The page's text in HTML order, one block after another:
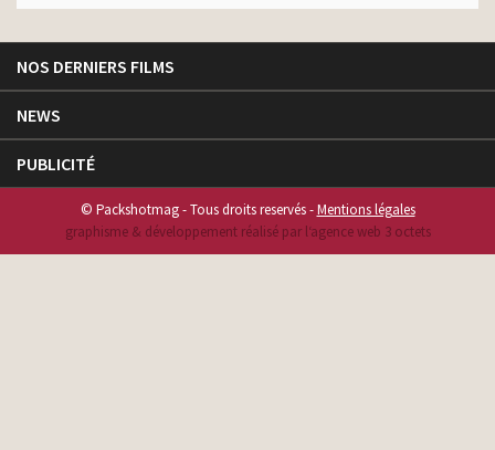
NOS DERNIERS FILMS
NEWS
PUBLICITÉ
© Packshotmag - Tous droits reservés -Mentions légales
graphisme & développement réalisé par l‘agence web 3 octets